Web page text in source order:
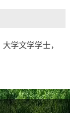
学文学学士，